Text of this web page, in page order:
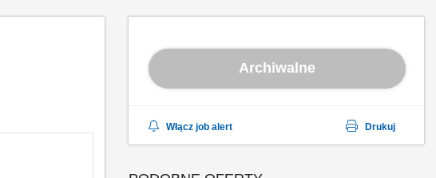
Archiwalne
Włącz job alert Drukuj